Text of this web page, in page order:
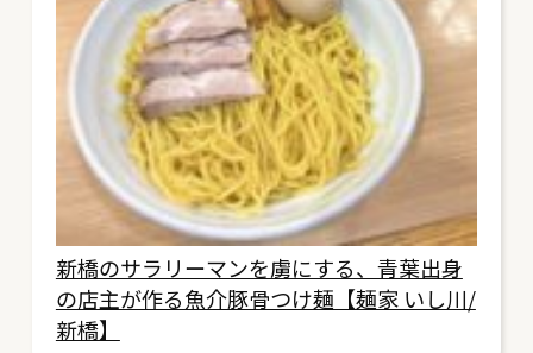
新橋のサラリーマンを虜にする、青葉出身
の店主が作る魚介豚骨つけ麺【麺家 いし川/
新橋】